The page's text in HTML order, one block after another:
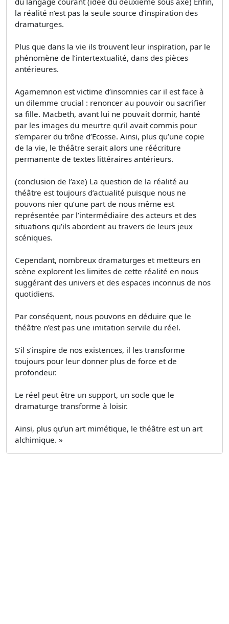
la réalité n’est pas la seule source d’inspiration des
dramaturges.
Plus que dans la vie ils trouvent leur inspiration, par le
phénomène de l’intertextualité, dans des pièces
antérieures.
Agamemnon est victime d’insomnies car il est face à
un dilemme crucial : renoncer au pouvoir ou sacrifier
sa fille. Macbeth, avant lui ne pouvait dormir, hanté
par les images du meurtre qu’il avait commis pour
s’emparer du trône d’Ecosse. Ainsi, plus qu’une copie
de la vie, le théâtre serait alors une réécriture
permanente de textes littéraires antérieurs.
(conclusion de l’axe) La question de la réalité au
théâtre est toujours d’actualité puisque nous ne
pouvons nier qu’une part de nous même est
représentée par l’intermédiaire des acteurs et des
situations qu’ils abordent au travers de leurs jeux
scéniques.
Cependant, nombreux dramaturges et metteurs en
scène explorent les limites de cette réalité en nous
suggérant des univers et des espaces inconnus de nos
quotidiens.
Par conséquent, nous pouvons en déduire que le
théâtre n’est pas une imitation servile du réel.
S’il s’inspire de nos existences, il les transforme
toujours pour leur donner plus de force et de
profondeur.
Le réel peut être un support, un socle que le
dramaturge transforme à loisir.
Ainsi, plus qu’un art mimétique, le théâtre est un art
alchimique. »